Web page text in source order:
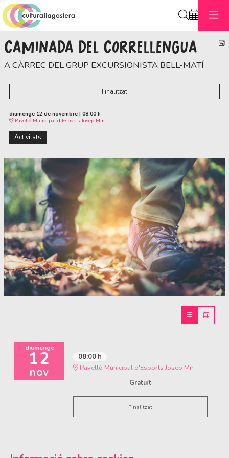
CAMINADA DEL CORRELLENGUA
A CÀRREC DEL GRUP EXCURSIONISTA BELL-MATÍ
Finalitzat
diumenge 12 de novembre | 08:00 h
Pavelló Municipal d'Esports Josep Mir
Activitats
diumenge
12
nov
08:00 h
Pavelló Municipal d'Esports Josep Mir
Gratuït
Finalitzat